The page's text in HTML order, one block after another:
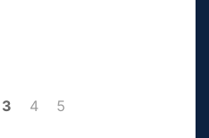
3 4 5